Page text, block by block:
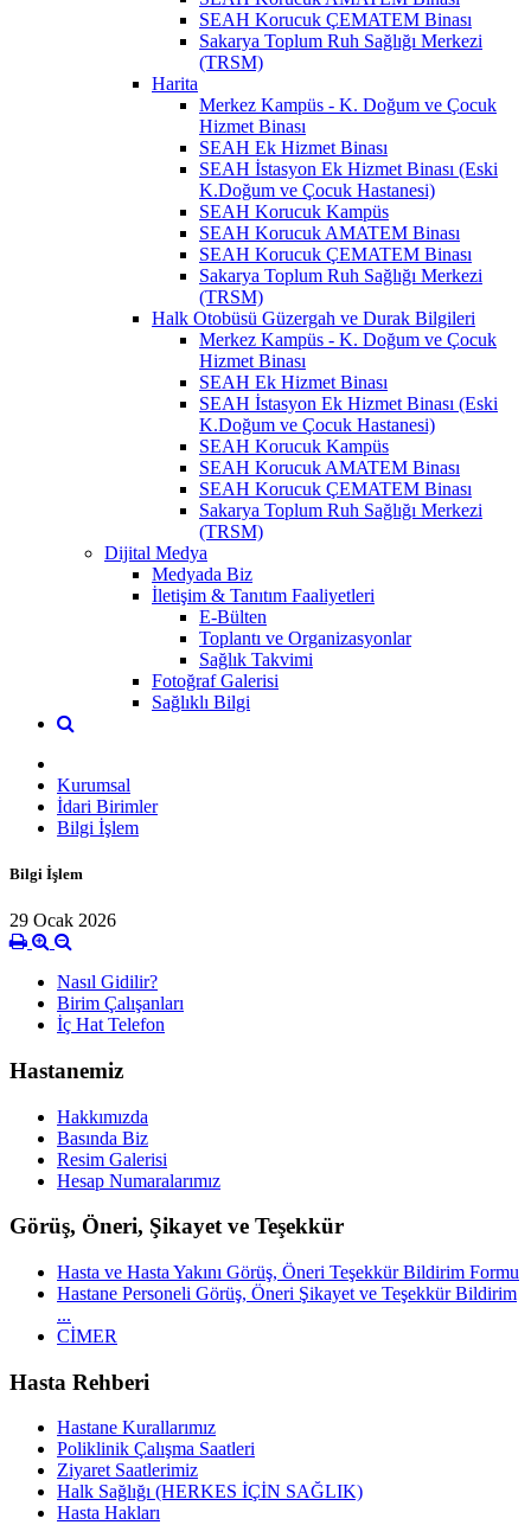
SEAH Korucuk ÇEMATEM Binası
Sakarya Toplum Ruh Sağlığı Merkezi
(TRSM)
Harita
Merkez Kampüs - K. Doğum ve Çocuk
Hizmet Binası
SEAH Ek Hizmet Binası
SEAH İstasyon Ek Hizmet Binası (Eski
K.Doğum ve Çocuk Hastanesi)
SEAH Korucuk Kampüs
SEAH Korucuk AMATEM Binası
SEAH Korucuk ÇEMATEM Binası
Sakarya Toplum Ruh Sağlığı Merkezi
(TRSM)
Halk Otobüsü Güzergah ve Durak Bilgileri
Merkez Kampüs - K. Doğum ve Çocuk
Hizmet Binası
SEAH Ek Hizmet Binası
SEAH İstasyon Ek Hizmet Binası (Eski
K.Doğum ve Çocuk Hastanesi)
SEAH Korucuk Kampüs
SEAH Korucuk AMATEM Binası
SEAH Korucuk ÇEMATEM Binası
Sakarya Toplum Ruh Sağlığı Merkezi
(TRSM)
Dijital Medya
Medyada Biz
İletişim & Tanıtım Faaliyetleri
E-Bülten
Toplantı ve Organizasyonlar
Sağlık Takvimi
Fotoğraf Galerisi
Sağlıklı Bilgi
Kurumsal
İdari Birimler
Bilgi İşlem
Bilgi İşlem
29 Ocak 2026
Nasıl Gidilir?
Birim Çalışanları
İç Hat Telefon
Hastanemiz
Hakkımızda
Basında Biz
Resim Galerisi
Hesap Numaralarımız
Görüş, Öneri, Şikayet ve Teşekkür
Hasta ve Hasta Yakını Görüş, Öneri Teşekkür Bildirim Formu
Hastane Personeli Görüş, Öneri Şikayet ve Teşekkür Bildirim
...
CİMER
Hasta Rehberi
Hastane Kurallarımız
Poliklinik Çalışma Saatleri
Ziyaret Saatlerimiz
Halk Sağlığı (HERKES İÇİN SAĞLIK)
Hasta Hakları